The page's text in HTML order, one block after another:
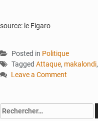
source: le Figaro
Posted in Politique
Tagged Attaque, makalondi,
Leave a Comment
:
plusieurs
Rechercher :